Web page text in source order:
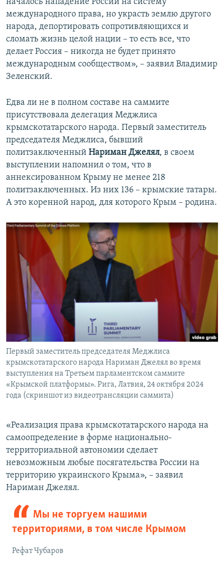
началось нападение России на систему
международного права, но украсть землю другого
народа, депортировать сопротивляющихся и
сломать жизнь целой нации – то есть все, что
делает Россия – никогда не будет принято
международным сообществом», – заявил Владимир
Зеленский.
Едва ли не в полном составе на саммите
присутствовала делегация Меджлиса
крымскотатарского народа. Первый заместитель
председателя Меджлиса, бывший
политзаключенный Нариман Джелял, в своем
выступлении напомнил о том, что в
аннексированном Крыму не менее 218
политзаключенных. Из них 136 – крымские татары.
А это коренной народ, для которого Крым – родина.
Первый заместитель председателя Меджлиса
крымскотатарского народа Нариман Джелял во время
выступления на Третьем парламентском саммите
«Крымской платформы». Рига, Латвия, 24 октября 2024
года (скриншот из видеотрансляции саммита)
«Реализация права крымскотатарского народа на
самоопределение в форме национально-
территориальной автономии сделает
невозможным любые посягательства России на
территорию украинского Крыма», – заявил
Нариман Джелял.
Мы не торгуем нашими
территориями, в том числе Крымом
Рефат Чубаров